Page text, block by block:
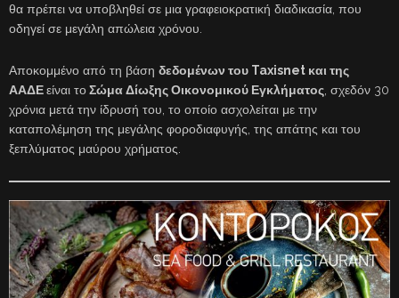
θα πρέπει να υποβληθεί σε μια γραφειοκρατική διαδικασία, που
οδηγεί σε μεγάλη απώλεια χρόνου.
Αποκομμένο από τη βάση δεδομένων του Taxisnet και της
ΑΑΔΕείναι τοΣώμα Δίωξης Οικονομικού Εγκλήματος , σχεδόν 30
χρόνια μετά την ίδρυσή του, το οποίο ασχολείται με την
καταπολέμηση της μεγάλης φοροδιαφυγής, της απάτης και του
ξεπλύματος μαύρου χρήματος.